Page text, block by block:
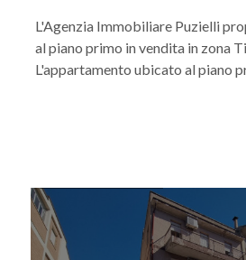
L'Agenzia Immobiliare Puzielli
al piano primo in vendita in zona
L'appartamento ubicato al piano